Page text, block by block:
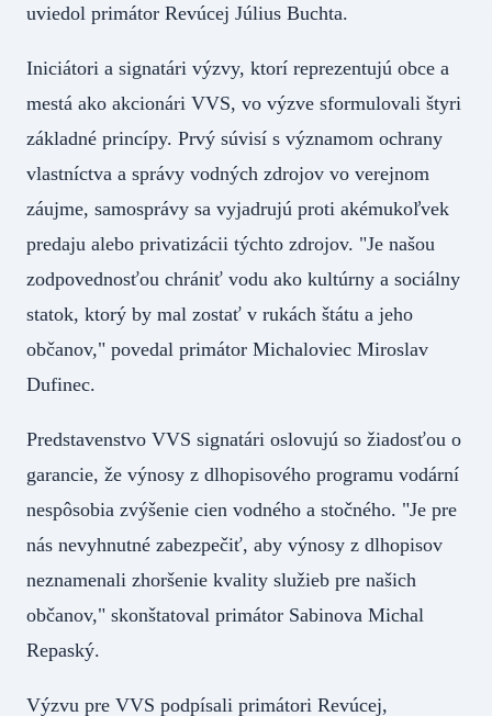
uviedol primátor Revúcej Július Buchta.
Iniciátori a signatári výzvy, ktorí reprezentujú obce a
mestá ako akcionári VVS, vo výzve sformulovali štyri
základné princípy. Prvý súvisí s významom ochrany
vlastníctva a správy vodných zdrojov vo verejnom
záujme, samosprávy sa vyjadrujú proti akémukoľvek
predaju alebo privatizácii týchto zdrojov. "Je našou
zodpovednosťou chrániť vodu ako kultúrny a sociálny
statok, ktorý by mal zostať v rukách štátu a jeho
občanov," povedal primátor Michaloviec Miroslav
Dufinec.
Predstavenstvo VVS signatári oslovujú so žiadosťou o
garancie, že výnosy z dlhopisového programu vodární
nespôsobia zvýšenie cien vodného a stočného. "Je pre
nás nevyhnutné zabezpečiť, aby výnosy z dlhopisov
neznamenali zhoršenie kvality služieb pre našich
občanov," skonštatoval primátor Sabinova Michal
Repaský.
Výzvu pre VVS podpísali primátori Revúcej,